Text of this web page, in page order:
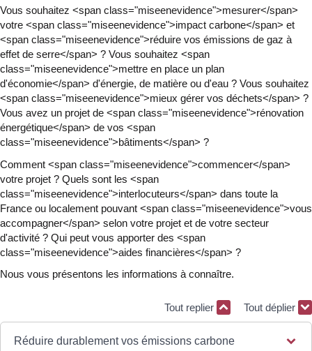
Vous souhaitez <span class="miseenevidence">mesurer</span>
votre <span class="miseenevidence">impact carbone</span> et
<span class="miseenevidence">réduire vos émissions de gaz à
effet de serre</span> ? Vous souhaitez <span
class="miseenevidence">mettre en place un plan
d'économie</span> d'énergie, de matière ou d'eau ? Vous souhaitez
<span class="miseenevidence">mieux gérer vos déchets</span> ?
Vous avez un projet de <span class="miseenevidence">rénovation
énergétique</span> de vos <span
class="miseenevidence">bâtiments</span> ?
Comment <span class="miseenevidence">commencer</span>
votre projet ? Quels sont les <span
class="miseenevidence">interlocuteurs</span> dans toute la
France ou localement pouvant <span class="miseenevidence">vous
accompagner</span> selon votre projet et de votre secteur
d'activité ? Qui peut vous apporter des <span
class="miseenevidence">aides financières</span> ?
Nous vous présentons les informations à connaître.
Tout replier Tout déplier
Réduire durablement vos émissions carbone